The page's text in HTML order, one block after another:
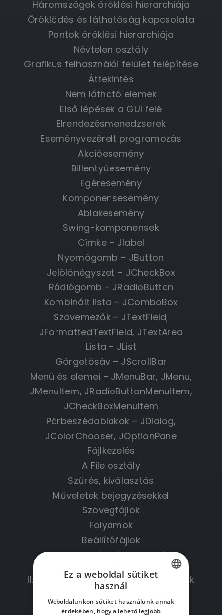
Háromszögek öröklési hierarchiája
Öröklődés és láthatóság kapcsolata
Pontok öröklési hierarchiája
Névtelen osztály
Grafikus felhasználói felület felépítése
Áttekintés
Nem látható elemek
Első lépések a GUI felé
Elrendezésmenedzserek
Eseményvezérelt programozás
Akcióesemény
Billentyűesemény
Egéresemény
Komponensesemény
Ablakesemény
Swing-komponensek
Címke – Jlabel
Nyomógomb – JButton
Jelölőnégyszet – JCheckBox
Rádiógomb – JRadioButton
Kombinált lista – JComboBox
Szövemezők – JTextField,
JFormattedTextField, JTextArea
Lista – JList
Görgetősáv – JScrollBar
Menü és elemei – JMenuBar, JMenu,
JMenuItem, JRadioButtonMenuItem,
JCheckBoxMenuItem
Párbeszédablakok – JDialog,
JColorChooser, JOptionPane
Fájlkezelés
A File osztály
Szűrés, kiválasztás
Műveletek bejegyzésekkel
Szövegfájlok
Folyamok
Beállítófájlok
Programozási tételek, 5. rész
II. Igény szerint opcionális témakörök
ENGLISH
Ez a weboldal sütiket
használ
Weboldalunkon sütiket használunk annak
érdekében, hogy a lehető legjobb